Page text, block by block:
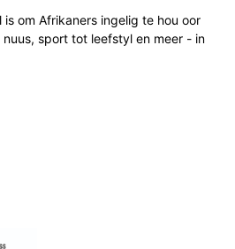
om Afrikaners ingelig te hou oor
sport tot leefstyl en meer - in